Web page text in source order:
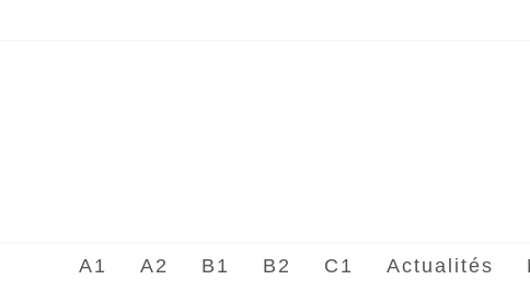
A1 A2 B1 B2 C1 Actualités